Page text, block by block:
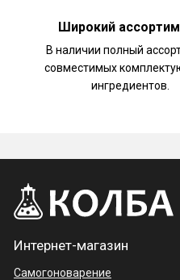
Широкий
В наличии полный
совместимых
ингредиентов.
Интернет-магазин
Самогоноварение